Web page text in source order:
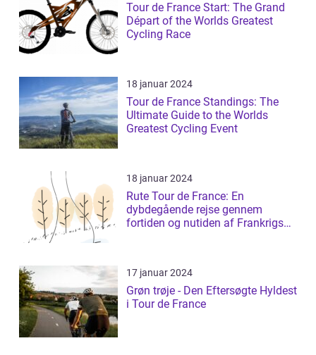
Tour de France Start: The Grand
Départ of the Worlds Greatest
Cycling Race
18 januar 2024
Tour de France Standings: The
Ultimate Guide to the Worlds
Greatest Cycling Event
18 januar 2024
Rute Tour de France: En
dybdegående rejse gennem
fortiden og nutiden af Frankrigs
17 januar 2024
Grøn trøje - Den Eftersøgte Hyldest
i Tour de France